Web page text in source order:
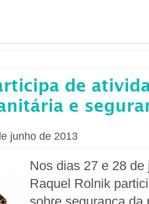
de
e
junho de 2013
Nos dias 27 e 28
Raquel Rolnik